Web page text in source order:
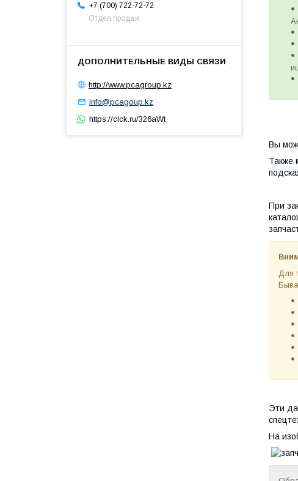
Вы
Также
При
Для
Эти
На
+7 (700) 722-72-72
Отдел продаж
http://www.pcagroup.kz
info@pcagoup.kz
https://clck.ru/326aWt